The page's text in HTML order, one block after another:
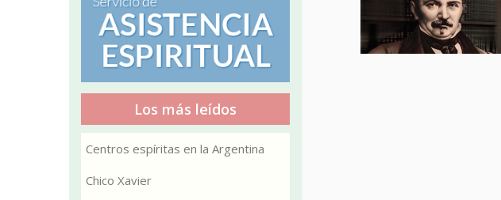
Los más leídos
Centros espíritas en la Argentina
Chico Xavier